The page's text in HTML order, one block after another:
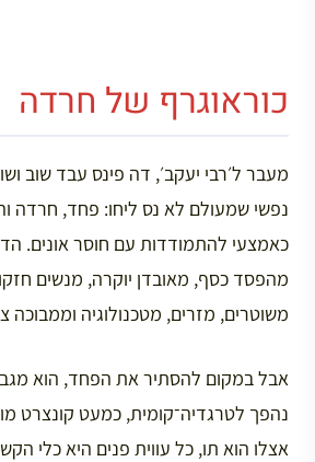
כוראוגרף של חרדה
מעבר ל׳רבי יעקב׳, דה פינס עבד שוב
נפשי שמעולם לא נס ליחו: פחד, חרדה
כאמצעי להתמודדות עם חוסר אונים.
מהפסד כסף, מאובדן יוקרה, מנשים
משוטרים, מזרים, מטכנולוגיה וממבוכה
אבל במקום להסתיר את הפחד, הוא
נהפך לטרגדיה־קומית, כמעט קונצרט
אצלו הוא תו, כל עווית פנים היא כלי